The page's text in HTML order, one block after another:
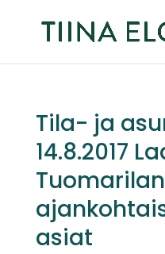
Tila- ja
14.8.2017
asiat